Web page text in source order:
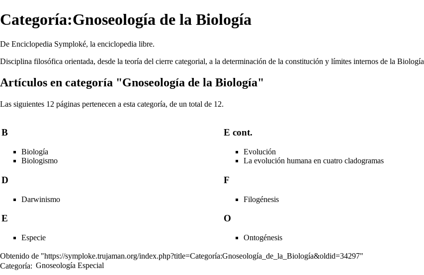
Categoría:Gnoseología de la Biología
De Enciclopedia Symploké, la enciclopedia libre.
Disciplina filosófica orientada, desde la teoría del cierre categorial, a la determinación de la constitución y límites internos de la Biología
Artículos en categoría "Gnoseología de la Biología"
Las siguientes 12 páginas pertenecen a esta categoría, de un total de 12.
B
Biología
Biologismo
D
Darwinismo
E
Especie
E cont.
Evolución
La evolución humana en cuatro cladogramas
F
Filogénesis
O
Ontogénesis
Obtenido de "https://symploke.trujaman.org/index.php?title=Categoría:Gnoseología_de_la_Biología&oldid=34297"
Categoría: Gnoseología Especial